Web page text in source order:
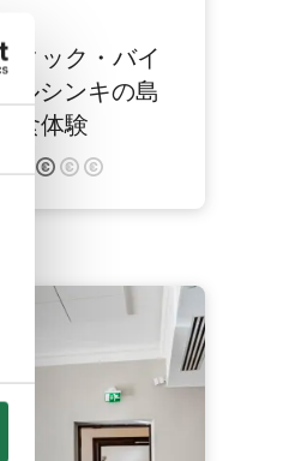
ィック・バイ
ルシンキの島
食体験